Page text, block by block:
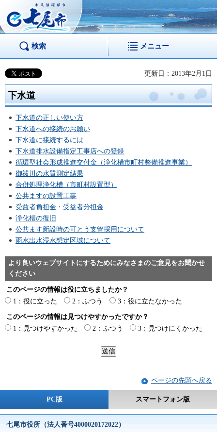
市民活躍都市 七尾
市
検索 メニュー
更新日：2013年2月1日
下水道
下水道の正しい使い方
下水道への接続のお願い
下水道に接続するには
下水道排水設備指定工事店への登録
循環型社会形成推進交付金（浄化槽市町村整備推進事業）
御祓川の水質測定結果
合併処理浄化槽（市町村設置型）
公共ますの設置工事
受益者負担金・受益者分担金
浄化槽の復旧
公共ます新設時の可とう支管採用について
雨水出水浸水想定区域について
より良いウェブサイトにするためにみなさまのご意見をお聞かせ
ください
このページの情報は役に立ちましたか？
1：役に立った
2：ふつう 3：役に立たなかった
このページの情報は見つけやすかったですか？
1：見つけやすかった
2：ふつう 3：見つけにくかった
ページの先頭へ戻る
PC版 スマートフォン版
七尾市役所（法人番号4000020172022）